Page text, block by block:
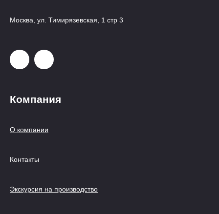
Москва, ул. Тимирязевская, 1 стр 3
Компания
О компании
Контакты
Экскурсия на производство